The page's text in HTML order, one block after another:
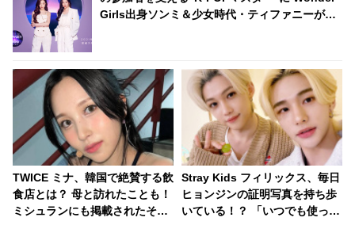
Girls出身ソンミ＆少女時代・ティファニーが決
TWICE ミナ、韓国で絶賛する飲
食店とは？ 母と訪れたことも！
ミシュランにも掲載されたその
Stray Kids フィリックス、毎日
ヒョンジンの証明写真を持ち歩
いている！？ 「いつでも使って